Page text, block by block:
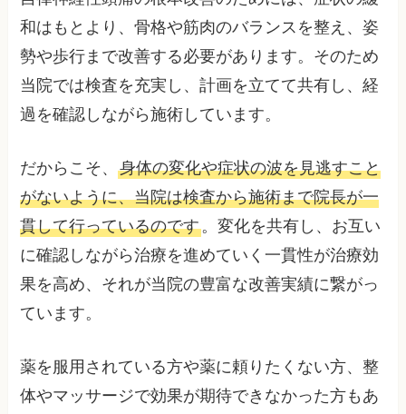
和はもとより、骨格や筋肉のバランスを整え、姿
勢や歩行まで改善する必要があります。そのため
当院では検査を充実し、計画を立てて共有し、経
過を確認しながら施術しています。
だからこそ、身体の変化や症状の波を見逃すこと
がないように、当院は検査から施術まで院長が一
貫して行っているのです。変化を共有し、お互い
に確認しながら治療を進めていく一貫性が治療効
果を高め、それが当院の豊富な改善実績に繋がっ
ています。
薬を服用されている方や薬に頼りたくない方、整
体やマッサージで効果が期待できなかった方もあ